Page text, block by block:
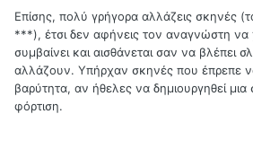
Επίσης, πολύ γρήγορα αλλάζεις σκηνές
***), έτσι δεν αφήνεις τον αναγνώστη
συμβαίνει και αισθάνεται σαν να βλέπει
αλλάζουν. Υπήρχαν σκηνές που έπρεπε
βαρύτητα, αν ήθελες να δημιουργηθεί μια
φόρτιση.